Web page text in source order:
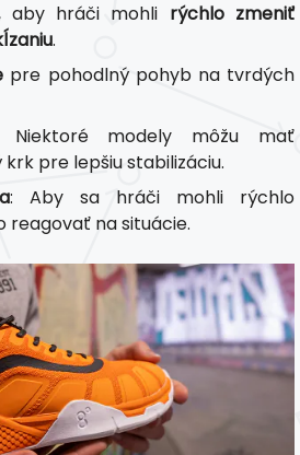
aby hráči mohli rýchlo zmeniť
.
pre pohodlný pohyb na tvrdých
Niektoré modely môžu mať
pre lepšiu stabilizáciu.
: Aby sa hráči mohli rýchlo
na situácie.